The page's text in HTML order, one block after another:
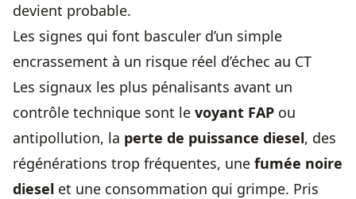
devient probable.
Les signes qui font basculer d’un simple
encrassement à un risque réel d’échec au CT
Les signaux les plus pénalisants avant un
contrôle technique sont le voyant FAP ou
antipollution, la perte de puissance diesel, des
régénérations trop fréquentes, une fumée noire
diesel et une consommation qui grimpe. Pris